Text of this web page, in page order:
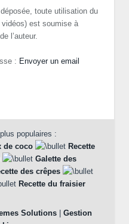
toute utilisation du
est soumise à
l’auteur.
: Envoyer un email
populaires :
de coco
Recette
Galette des
des crêpes
Recette du fraisier
Solutions| Gestion